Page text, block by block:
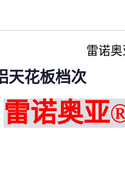
雷诺
天花板档次
雷诺奥亚